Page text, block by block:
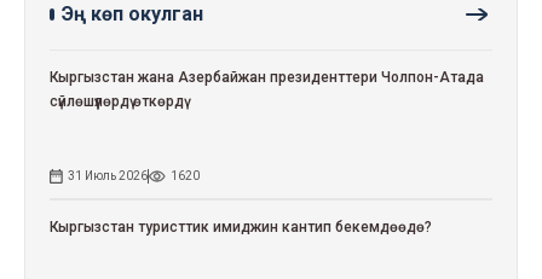
Эң көп окулган
Кыргызстан жана Азербайжан президенттери Чолпон-Атада
сүйлөшүүлөрдү өткөрдү
31 Июль 2026 1620
Кыргызстан туристтик имиджин кантип бекемдөөдө?